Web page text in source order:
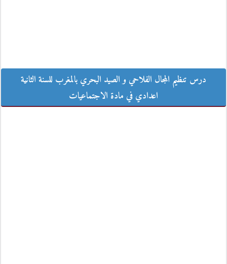
درس تنظيم المجال الفلاحي و الصيد البحري بالمغرب للسنة الثانية اعدادي في
مادة الاجتماعيات
درس تنظيم المجال الفلاحي و الصيد البحري بالمغرب للسنة الثانية
اعدادي في مادة الاجتماعيات